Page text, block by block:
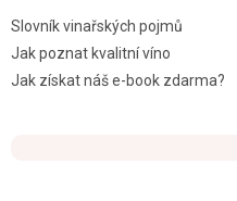
Slovník vinařských pojmů
Jak poznat kvalitní víno
Jak získat náš e-book zdarma?